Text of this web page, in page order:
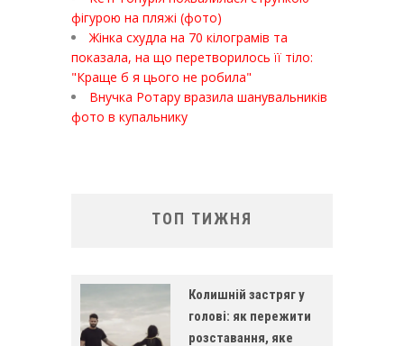
фігурою на пляжі (фото)
Жінка схудла на 70 кілограмів та
показала, на що перетворилось її тіло:
"Краще б я цього не робила"
Внучка Ротару вразила шанувальників
фото в купальнику
ТОП ТИЖНЯ
Колишній застряг у
голові: як пережити
розставання, яке